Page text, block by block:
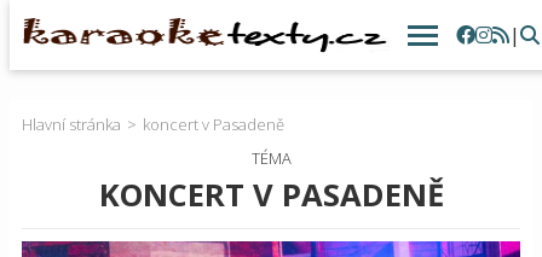
|
Hlavní stránka
koncert v Pasadeně
TÉMA
KONCERT V PASADENĚ